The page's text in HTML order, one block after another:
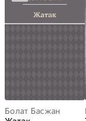
Болат Басжан